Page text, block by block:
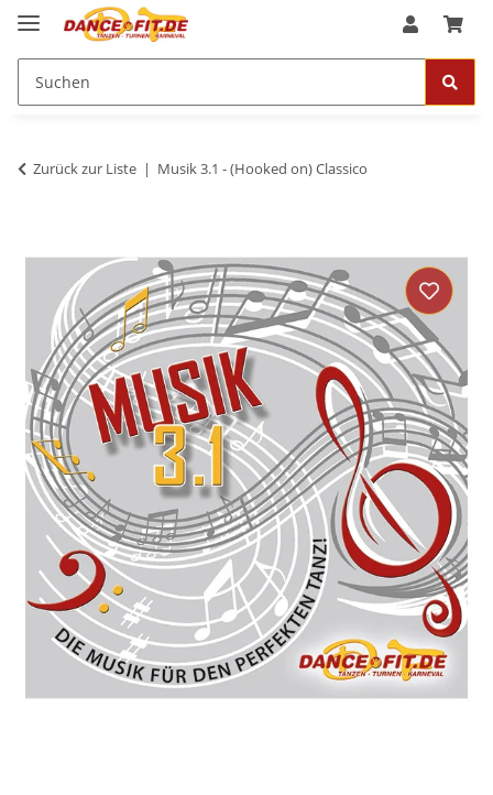
Zurück zur Liste Musik 3.1 - (Hooked on) Classico